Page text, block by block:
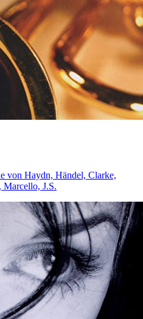
von Haydn, Händel, Clarke,
Marcello, J.S.